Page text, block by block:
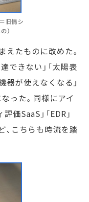
旧情シ
）
えたものに改めた。
できない」「太陽表
器が使えなくなる」
った。同様にアイ
価SaaS」「EDR」
、こちらも時流を踏